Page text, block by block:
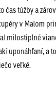
čas túžby a
v Malom
milostiplné
uponáhľaní, a
veľké.